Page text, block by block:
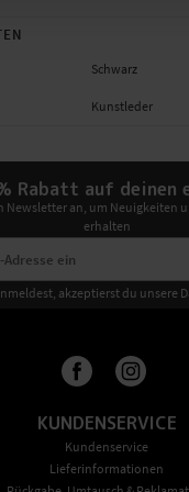
Schwarz
Kunstleder
Rabatt auf deinen
Newsletter an, um Neuigkeiten
erhalten
akzeptierst du unsere
KUNDENSERVICE
Kundenservice
Lieferinformationen